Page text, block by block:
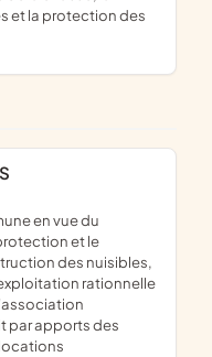
et la protection des
et le
des nuisibles,
rationnelle
par apports des